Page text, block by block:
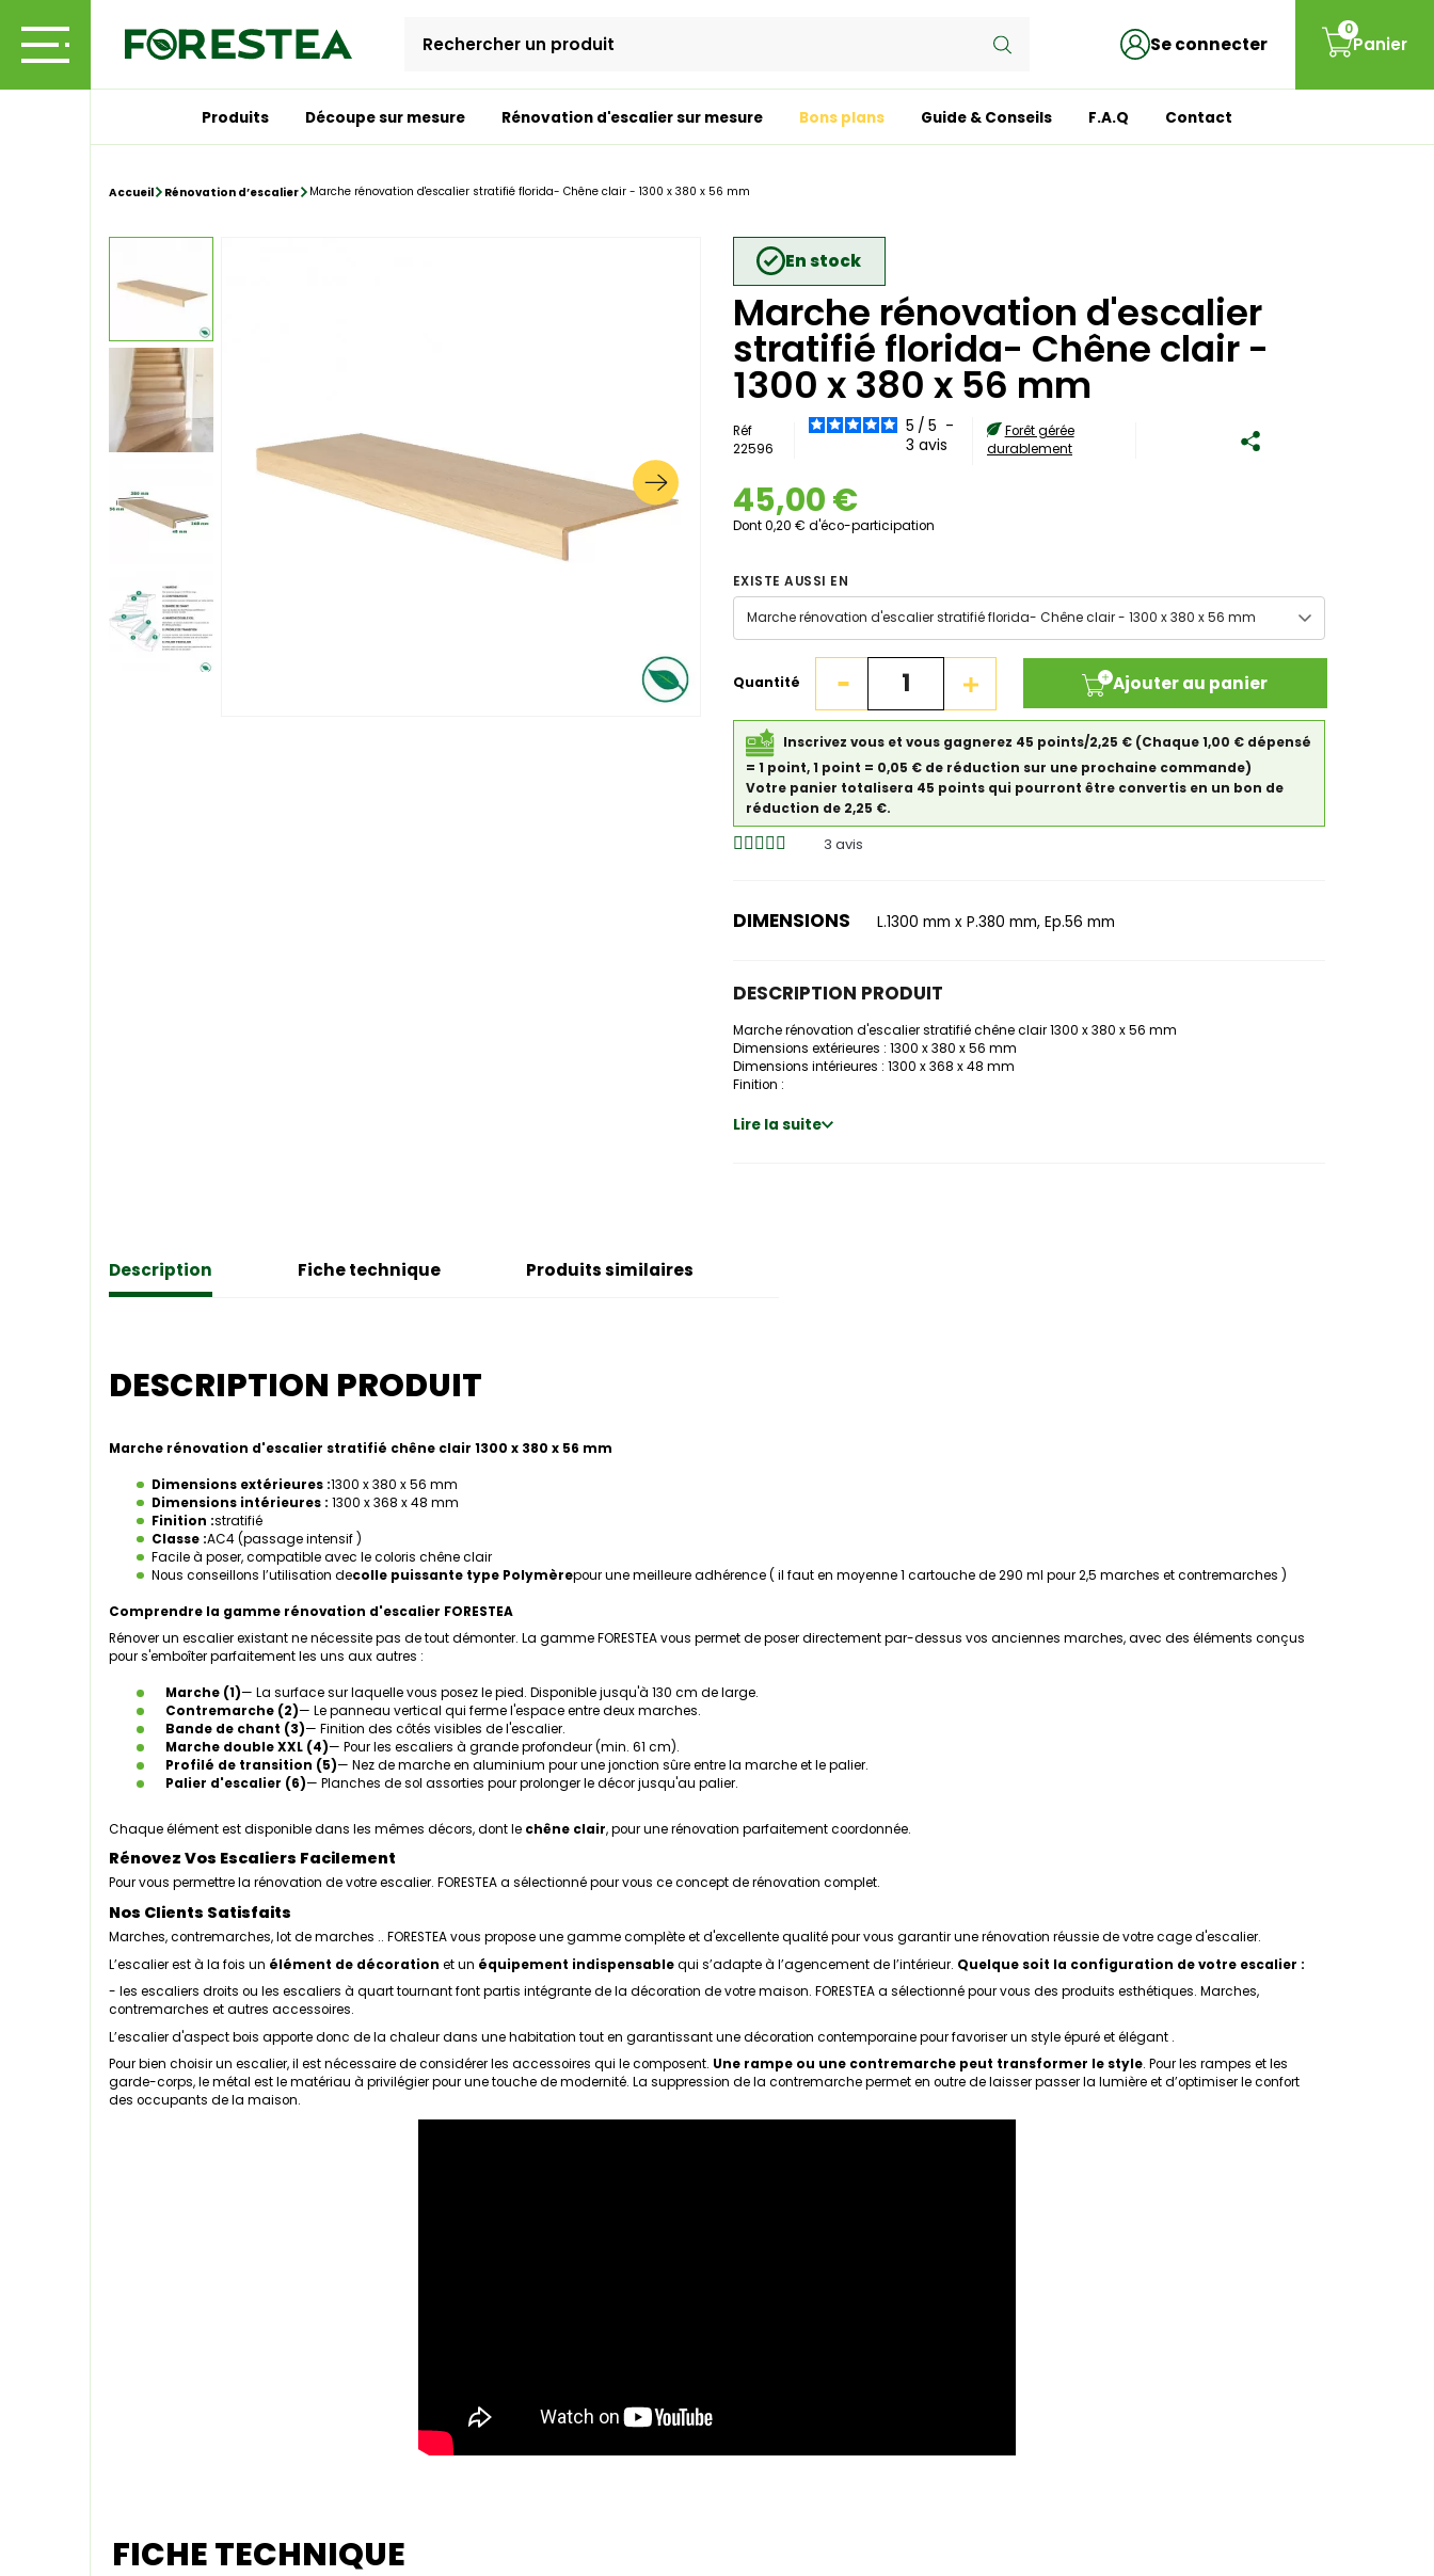
Se connecter
0
Panier
Produits Découpe sur mesure Rénovation d'escalier sur mesure Bons plans Guide & Conseils F.A.Q Contact
Accueil Rénovation d’escalier Marche rénovation d'escalier stratifié florida- Chêne clair - 1300 x 380 x 56 mm
En stock
Marche rénovation d'escalier
stratifié florida- Chêne clair -
1300 x 380 x 56 mm
Réf
22596
5 / 5 -
3avis
Forêt gérée
durablement
45,00 €
Dont 0,20 € d'éco-participation
EXISTE AUSSI EN
Quantité Ajouter au panier
Inscrivez vous et vous gagnerez 45 points/2,25 € (Chaque 1,00 € dépensé
= 1 point, 1 point = 0,05 € de réduction sur une prochaine commande)
Votre panier totalisera 45 points qui pourront être convertis en un bon de
réduction de 2,25 €.
3 avis
DIMENSIONS L.1300 mm x P.380 mm, Ep.56 mm
DESCRIPTION PRODUIT
Marche rénovation d'escalier stratifié chêne clair 1300 x 380 x 56 mm
Dimensions extérieures : 1300 x 380 x 56 mm
Dimensions intérieures : 1300 x 368 x 48 mm
Finition :
Lire la suite
Description Fiche technique Produits similaires
DESCRIPTION PRODUIT
Marche rénovation d'escalier stratifié chêne clair 1300 x 380 x 56 mm
Dimensions extérieures :1300 x 380 x 56 mm
Dimensions intérieures : 1300 x 368 x 48 mm
Finition :stratifié
Classe :AC4 (passage intensif )
Facile à poser, compatible avec le coloris chêne clair
Nous conseillons l’utilisation decolle puissante type Polymèrepour une meilleure adhérence ( il faut en moyenne 1 cartouche de 290 ml pour 2,5 marches et contremarches )
Comprendre la gamme rénovation d'escalier FORESTEA
Rénover un escalier existant ne nécessite pas de tout démonter. La gamme FORESTEA vous permet de poser directement par-dessus vos anciennes marches, avec des éléments conçus
pour s'emboîter parfaitement les uns aux autres :
Marche (1)— La surface sur laquelle vous posez le pied. Disponible jusqu'à 130 cm de large.
Contremarche (2)— Le panneau vertical qui ferme l'espace entre deux marches.
Bande de chant (3)— Finition des côtés visibles de l'escalier.
Marche double XXL (4)— Pour les escaliers à grande profondeur (min. 61 cm).
Profilé de transition (5)— Nez de marche en aluminium pour une jonction sûre entre la marche et le palier.
Palier d'escalier (6)— Planches de sol assorties pour prolonger le décor jusqu'au palier.
Chaque élément est disponible dans les mêmes décors, dont le chêne clair, pour une rénovation parfaitement coordonnée.
Rénovez Vos Escaliers Facilement
Pour vous permettre la rénovation de votre escalier. FORESTEA a sélectionné pour vous ce concept de rénovation complet.
Nos Clients Satisfaits
Marches, contremarches, lot de marches .. FORESTEA vous propose une gamme complète et d'excellente qualité pour vous garantir une rénovation réussie de votre cage d'escalier.
L’escalier est à la fois un élément de décoration et un équipement indispensablequi s’adapte à l’agencement de l’intérieur. Quelque soit la configuration de votre escalier :
- les escaliers droits ou les escaliers à quart tournant font partis intégrante de la décoration de votre maison. FORESTEA a sélectionné pour vous des produits esthétiques. Marches,
contremarches et autres accessoires.
L’escalier d'aspect bois apporte donc de la chaleur dans une habitation tout en garantissant une décoration contemporaine pour favoriser un style épuré et élégant .
Pour bien choisir un escalier, il est nécessaire de considérer les accessoires qui le composent. Une rampe ou une contremarche peut transformer le style. Pour les rampes et les
garde-corps, le métal est le matériau à privilégier pour une touche de modernité. La suppression de la contremarche permet en outre de laisser passer la lumière et d’optimiser le confort
des occupants de la maison.
FICHE TECHNIQUE